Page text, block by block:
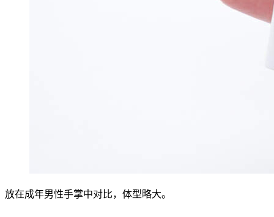
放在成年男性手掌中对比，体型略大。